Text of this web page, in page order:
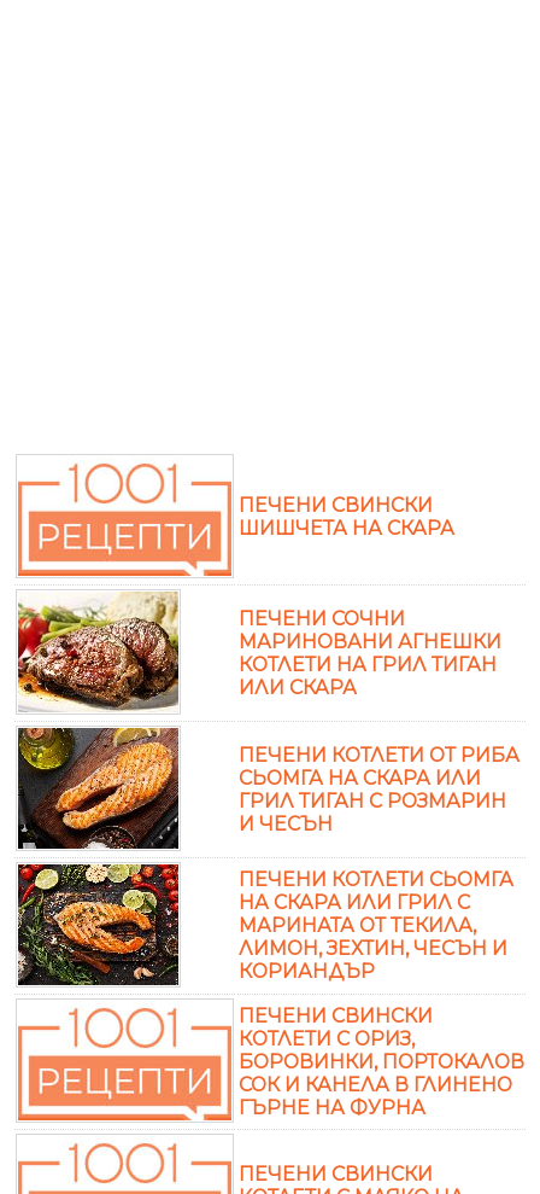
ПЕЧЕНИ СВИНСКИ
ШИШЧЕТА НА СКАРА
ПЕЧЕНИ СОЧНИ
МАРИНОВАНИ АГНЕШКИ
КОТЛЕТИ НА ГРИЛ ТИГАН
ИЛИ СКАРА
ПЕЧЕНИ КОТЛЕТИ ОТ РИБА
СЬОМГА НА СКАРА ИЛИ
ГРИЛ ТИГАН С РОЗМАРИН
И ЧЕСЪН
ПЕЧЕНИ КОТЛЕТИ СЬОМГА
НА СКАРА ИЛИ ГРИЛ С
МАРИНАТА ОТ ТЕКИЛА,
ЛИМОН, ЗЕХТИН, ЧЕСЪН И
КОРИАНДЪР
ПЕЧЕНИ СВИНСКИ
КОТЛЕТИ С ОРИЗ,
БОРОВИНКИ, ПОРТОКАЛОВ
СОК И КАНЕЛА В ГЛИНЕНО
ГЪРНЕ НА ФУРНА
ПЕЧЕНИ СВИНСКИ